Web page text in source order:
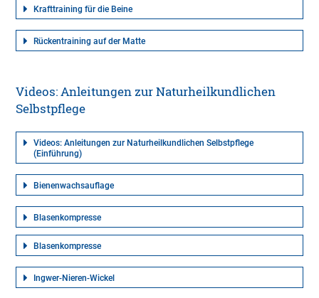
Krafttraining für die Beine
Rückentraining auf der Matte
Videos: Anleitungen zur Naturheilkundlichen
Selbstpflege
Videos: Anleitungen zur Naturheilkundlichen Selbstpflege
(Einführung)
Bienenwachsauflage
Blasenkompresse
Blasenkompresse
Ingwer-Nieren-Wickel